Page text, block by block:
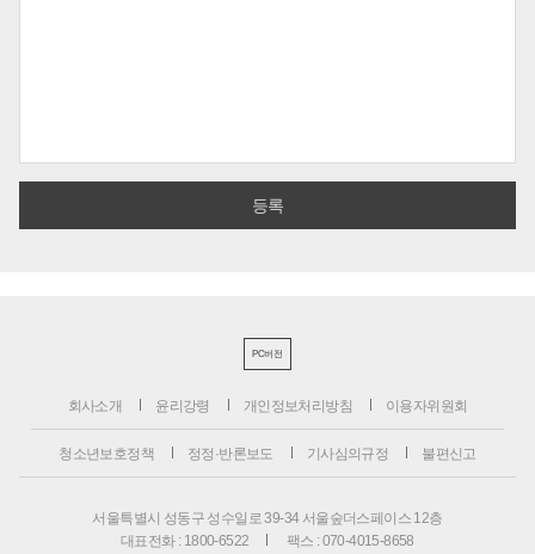
PC버전
회사소개 윤리강령 개인정보처리방침 이용자위원회
청소년보호정책 정정·반론보도 기사심의규정 불편신고
서울특별시 성동구 성수일로 39-34 서울숲더스페이스 12층
대표전화 : 1800-6522
팩스 : 070-4015-8658